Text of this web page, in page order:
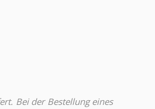
Bei der Bestellung eines